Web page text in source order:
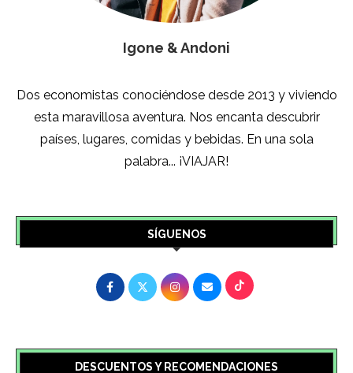
Igone & Andoni
Dos economistas conociéndose desde 2013 y viviendo
esta maravillosa aventura. Nos encanta descubrir
países, lugares, comidas y bebidas. En una sola
palabra... ¡VIAJAR!
SÍGUENOS
DESCUENTOS Y RECOMENDACIONES